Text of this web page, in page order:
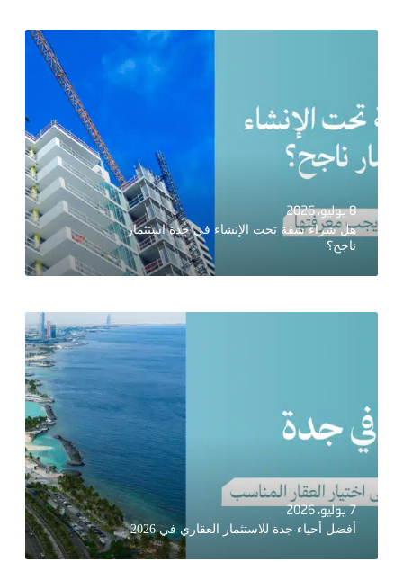
8 يوليو، 2026
هل شراء شقة تحت الإنشاء في جدة استثمار
ناجح؟
7 يوليو، 2026
أفضل أحياء جدة للاستثمار العقاري في 2026